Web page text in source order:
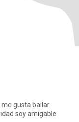
gusta bailar
soy amigable